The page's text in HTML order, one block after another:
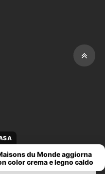
du Monde aggiorna
color crema e legno caldo